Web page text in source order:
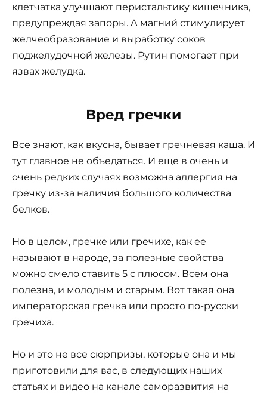
клетчатка улучшают перистальтику кишечника,
предупреждая запоры. А магний стимулирует
желчеобразование и выработку соков
поджелудочной железы. Рутин помогает при
язвах желудка.
Вред гречки
Все знают, как вкусна, бывает гречневая каша. И
тут главное не объедаться. И еще в очень и
очень редких случаях возможна аллергия на
гречку из-за наличия большого количества
белков.
Но в целом, гречке или гречихе, как ее
называют в народе, за полезные свойства
можно смело ставить 5 с плюсом. Всем она
полезна, и молодым и старым. Вот такая она
императорская гречка или просто по-русски
гречиха.
Но и это не все сюрпризы, которые она и мы
приготовили для вас, в следующих наших
статьях и видео на канале саморазвития на